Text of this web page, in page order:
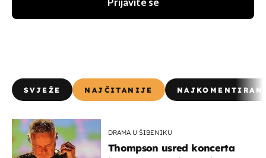
Prijavite se
SVJEŽE NAJČITANIJE
DRAMA U ŠIBENIKU
Thompson usred koncerta